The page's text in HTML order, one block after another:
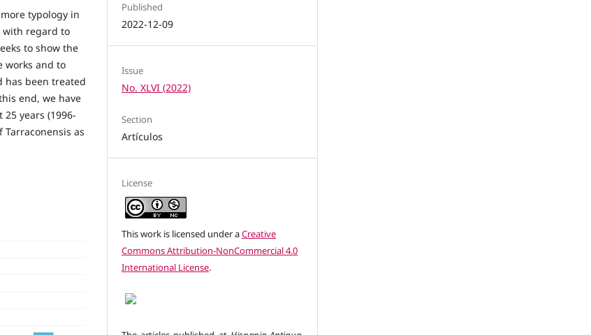
typology in
with regard to
to show the
works and to
has been treated
end, we have
years (1996-
as
Published
2022-12-09
Issue
No. XLVI (2022)
Section
Artículos
License
This work is licensed under aCreative
Commons Attribution-NonCommercial 4.0
International License.